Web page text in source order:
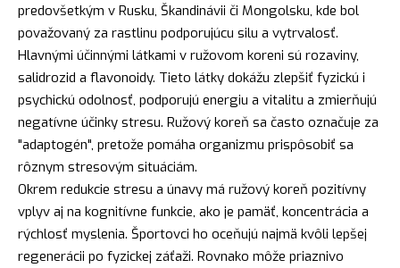
predovšetkým v Rusku, Škandinávii či Mongolsku, kde bol
považovaný za rastlinu podporujúcu silu a vytrvalosť.
Hlavnými účinnými látkami v ružovom koreni sú rozaviny,
salidrozid a flavonoidy. Tieto látky dokážu zlepšiť fyzickú i
psychickú odolnosť, podporujú energiu a vitalitu a zmierňujú
negatívne účinky stresu. Ružový koreň sa často označuje za
"adaptogén", pretože pomáha organizmu prispôsobiť sa
rôznym stresovým situáciám.
Okrem redukcie stresu a únavy má ružový koreň pozitívny
vplyv aj na kognitívne funkcie, ako je pamäť, koncentrácia a
rýchlosť myslenia. Športovci ho oceňujú najmä kvôli lepšej
regenerácii po fyzickej záťaži. Rovnako môže priaznivo